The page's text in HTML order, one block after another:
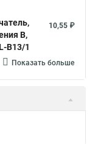
B,
B13/1
10,55 ₽
Показать больше